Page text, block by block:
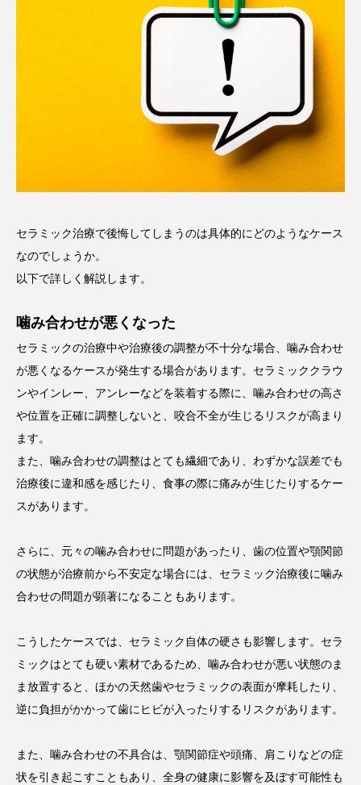
セラミック治療で後悔してしまうのは具体的にどのようなケース
なのでしょうか。
以下で詳しく解説します。
噛み合わせが悪くなった
セラミックの治療中や治療後の調整が不十分な場合、噛み合わせ
が悪くなるケースが発生する場合があります。セラミッククラウ
ンやインレー、アンレーなどを装着する際に、噛み合わせの高さ
や位置を正確に調整しないと、咬合不全が生じるリスクが高まり
ます。
また、噛み合わせの調整はとても繊細であり、わずかな誤差でも
治療後に違和感を感じたり、食事の際に痛みが生じたりするケー
スがあります。
さらに、元々の噛み合わせに問題があったり、歯の位置や顎関節
の状態が治療前から不安定な場合には、セラミック治療後に噛み
合わせの問題が顕著になることもあります。
こうしたケースでは、セラミック自体の硬さも影響します。セラ
ミックはとても硬い素材であるため、噛み合わせが悪い状態のま
ま放置すると、ほかの天然歯やセラミックの表面が摩耗したり、
逆に負担がかかって歯にヒビが入ったりするリスクがあります。
また、噛み合わせの不具合は、顎関節症や頭痛、肩こりなどの症
状を引き起こすこともあり、全身の健康に影響を及ぼす可能性も